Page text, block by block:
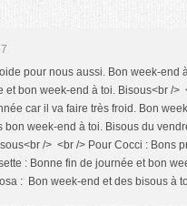
pour nous aussi. Bon week-end
et bon week-end à toi. Bisous<br />
car il va faire très froid. Bon
bon week-end à toi. Bisous du
/> <br /> Pour Cocci : Bons
: Bonne fin de journée et bon
: Bon week-end et des bisous à